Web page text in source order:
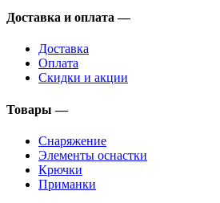
Доставка и оплата —
Доставка
Оплата
Скидки и акции
Товары —
Снаряжение
Элементы оснастки
Крючки
Приманки